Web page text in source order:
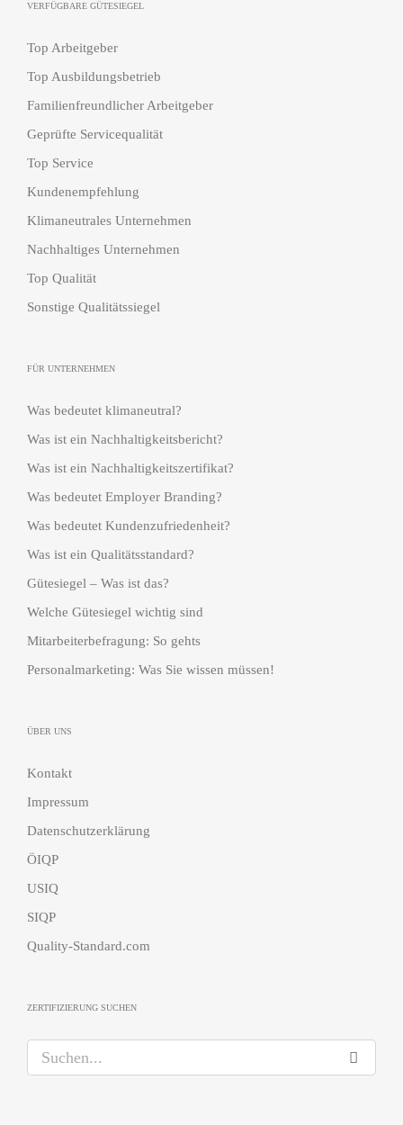
VERFÜGBARE GÜTESIEGEL
Top Arbeitgeber
Top Ausbildungsbetrieb
Familienfreundlicher Arbeitgeber
Geprüfte Servicequalität
Top Service
Kundenempfehlung
Klimaneutrales Unternehmen
Nachhaltiges Unternehmen
Top Qualität
Sonstige Qualitätssiegel
FÜR UNTERNEHMEN
Was bedeutet klimaneutral?
Was ist ein Nachhaltigkeitsbericht?
Was ist ein Nachhaltigkeitszertifikat?
Was bedeutet Employer Branding?
Was bedeutet Kundenzufriedenheit?
Was ist ein Qualitätsstandard?
Gütesiegel – Was ist das?
Welche Gütesiegel wichtig sind
Mitarbeiterbefragung: So gehts
Personalmarketing: Was Sie wissen müssen!
ÜBER UNS
Kontakt
Impressum
Datenschutzerklärung
ÖIQP
USIQ
SIQP
Quality-Standard.com
ZERTIFIZIERUNG SUCHEN
u